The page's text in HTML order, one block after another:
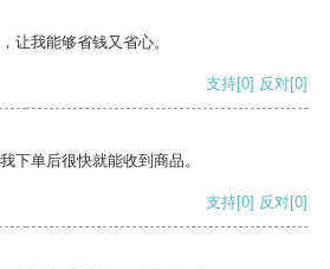
让我能够省钱又省心。
支持[0] 反对[0]
下单后很快就能收到商品。
支持[0] 反对[0]